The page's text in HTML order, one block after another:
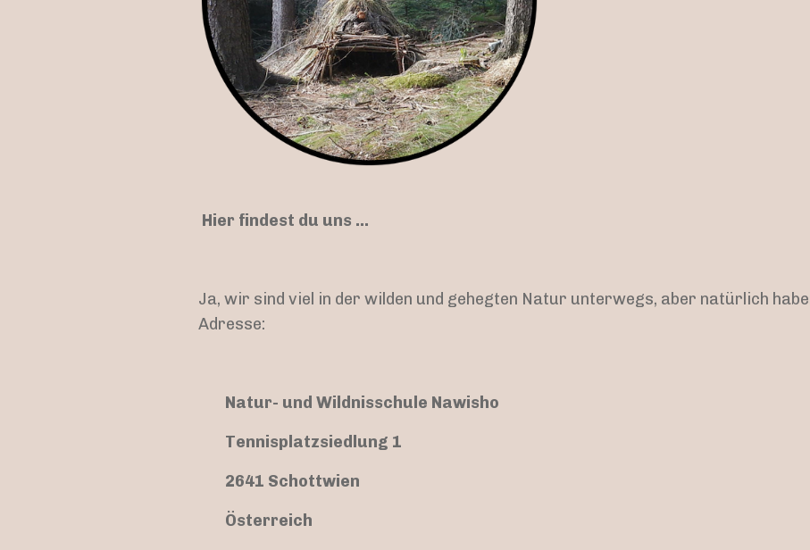
Hier findest du uns ...
Ja, wir sind viel in der wilden und gehegten Natur unterwegs, aber natürlich
Adresse:
Natur- und Wildnisschule Nawisho
Tennisplatzsiedlung 1
2641 Schottwien
Österreich